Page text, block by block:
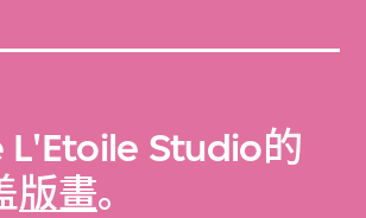
L'Etoile Studio的
版畫。